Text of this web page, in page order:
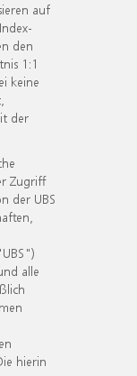
auf
den
1:1
keine
der
Zugriff
der UBS
alle
hierin